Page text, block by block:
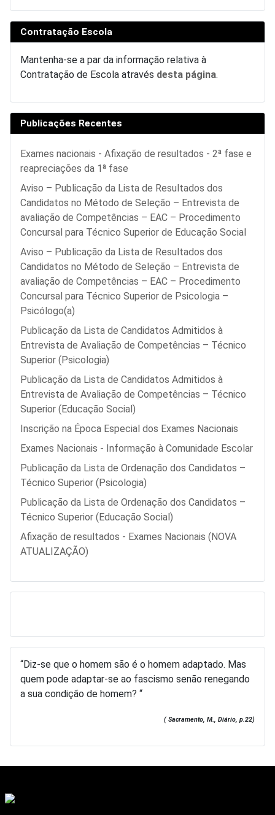
Contratação Escola
Mantenha-se a par da informação relativa à
Contratação de Escola através desta página.
Publicações Recentes
Exames nacionais - Afixação de resultados - 2ª fase e
reapreciações da 1ª fase
Aviso – Publicação da Lista de Resultados dos
Candidatos no Método de Seleção – Entrevista de
avaliação de Competências – EAC – Procedimento
Concursal para Técnico Superior de Educação Social
Aviso – Publicação da Lista de Resultados dos
Candidatos no Método de Seleção – Entrevista de
avaliação de Competências – EAC – Procedimento
Concursal para Técnico Superior de Psicologia –
Psicólogo(a)
Publicação da Lista de Candidatos Admitidos à
Entrevista de Avaliação de Competências – Técnico
Superior (Psicologia)
Publicação da Lista de Candidatos Admitidos à
Entrevista de Avaliação de Competências – Técnico
Superior (Educação Social)
Inscrição na Época Especial dos Exames Nacionais
Exames Nacionais - Informação à Comunidade Escolar
Publicação da Lista de Ordenação dos Candidatos –
Técnico Superior (Psicologia)
Publicação da Lista de Ordenação dos Candidatos –
Técnico Superior (Educação Social)
Afixação de resultados - Exames Nacionais (NOVA
ATUALIZAÇÃO)
“Diz-se que o homem são é o homem adaptado. Mas
quem pode adaptar-se ao fascismo senão renegando
a sua condição de homem? “
( Sacramento, M., Diário, p.22)